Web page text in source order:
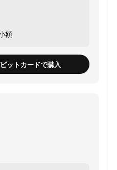
額
ットカードで購入